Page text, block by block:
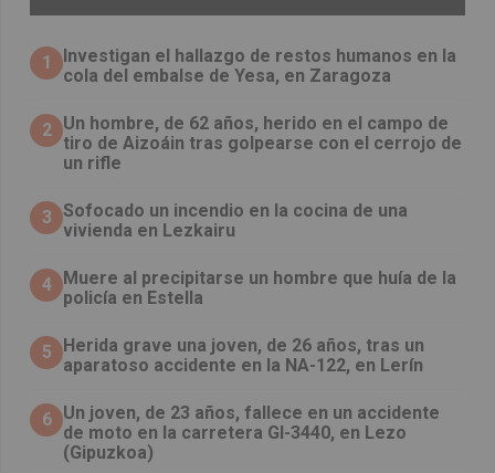
1
Investigan el hallazgo de restos humanos en la
cola del embalse de Yesa, en Zaragoza
2 Un hombre, de 62 años, herido en el campo de
tiro de Aizoáin tras golpearse con el cerrojo de
un rifle
3 Sofocado un incendio en la cocina de una
vivienda en Lezkairu
4
Muere al precipitarse un hombre que huía de la
policía en Estella
5
Herida grave una joven, de 26 años, tras un
aparatoso accidente en la NA-122, en Lerín
6 Un joven, de 23 años, fallece en un accidente
de moto en la carretera GI-3440, en Lezo
(Gipuzkoa)